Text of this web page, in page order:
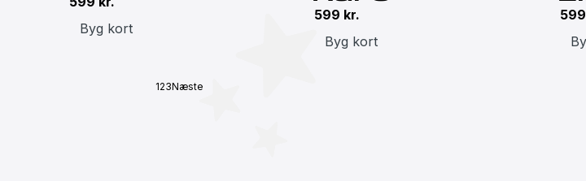
Byg kort
599 kr.
Byg kort
599
123Næste